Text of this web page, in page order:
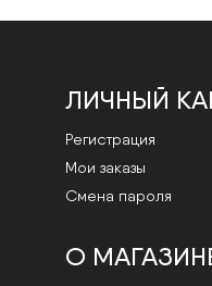
ЛИЧНЫЙ
Регистрация
Мои заказы
Смена пароля
О